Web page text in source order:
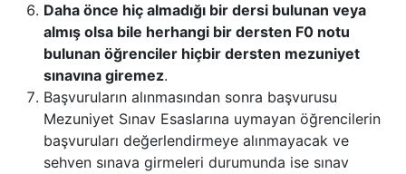
Daha önce hiç almadığı bir dersi bulunan veya
almış olsa bile herhangi bir dersten F0 notu
bulunan öğrenciler hiçbir dersten mezuniyet
sınavına giremez.
Başvuruların alınmasından sonra başvurusu
Mezuniyet Sınav Esaslarına uymayan öğrencilerin
başvuruları değerlendirmeye alınmayacak ve
sehven sınava girmeleri durumunda ise sınav